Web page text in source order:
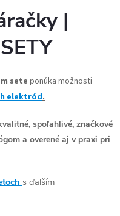
|
seteponúka možnosti
elektród.
spoľahlivé, značkové
a overené aj v praxi pri
s ďalším